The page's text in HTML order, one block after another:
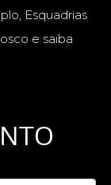
Esquadrias
e saiba